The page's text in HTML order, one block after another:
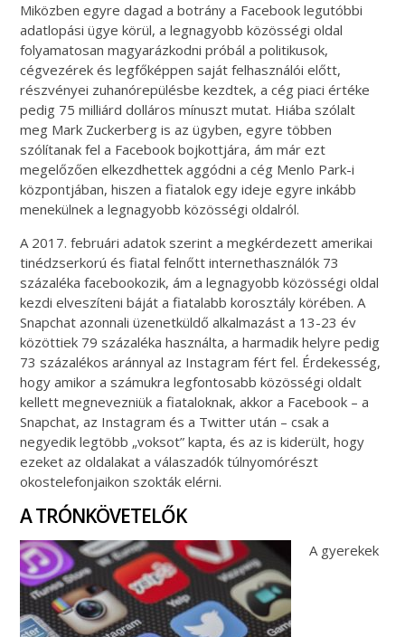
Miközben egyre dagad a botrány a Facebook legutóbbi
adatlopási ügye körül, a legnagyobb közösségi oldal
folyamatosan magyarázkodni próbál a politikusok,
cégvezérek és legfőképpen saját felhasználói előtt,
részvényei zuhanórepülésbe kezdtek, a cég piaci értéke
pedig 75 milliárd dolláros mínuszt mutat. Hiába szólalt
meg Mark Zuckerberg is az ügyben, egyre többen
szólítanak fel a Facebook bojkottjára, ám már ezt
megelőzően elkezdhettek aggódni a cég Menlo Park-i
központjában, hiszen a fiatalok egy ideje egyre inkább
menekülnek a legnagyobb közösségi oldalról.
A 2017. februári adatok szerint a megkérdezett amerikai
tinédzserkorú és fiatal felnőtt internethasználók 73
százaléka facebookozik, ám a legnagyobb közösségi oldal
kezdi elveszíteni báját a fiatalabb korosztály körében. A
Snapchat azonnali üzenetküldő alkalmazást a 13-23 év
közöttiek 79 százaléka használta, a harmadik helyre pedig
73 százalékos aránnyal az Instagram fért fel. Érdekesség,
hogy amikor a számukra legfontosabb közösségi oldalt
kellett megnevezniük a fiataloknak, akkor a Facebook – a
Snapchat, az Instagram és a Twitter után – csak a
negyedik legtöbb „voksot” kapta, és az is kiderült, hogy
ezeket az oldalakat a válaszadók túlnyomórészt
okostelefonjaikon szokták elérni.
A TRÓNKÖVETELŐK
A gyerekek